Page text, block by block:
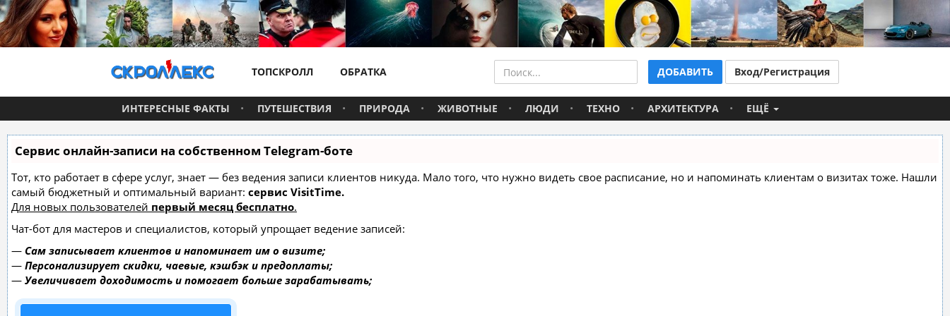
ДОБАВИТЬ Вход/Регистрация
ТОПСКРОЛЛ ОБРАТКА
ИНТЕРЕСНЫЕ ФАКТЫ ПУТЕШЕСТВИЯ ПРИРОДА ЖИВОТНЫЕ ЛЮДИ ТЕХНО АРХИТЕКТУРА ЕЩЁ
Сервис онлайн-записи на собственном Telegram-боте
Тот, кто работает в сфере услуг, знает — без ведения записи клиентов никуда. Мало того, что нужно видеть свое расписание, но и напоминать клиентам о визитах тоже. Нашли
самый бюджетный и оптимальный вариант: сервис VisitTime.
Для новых пользователей первый месяц бесплатно.
Чат-бот для мастеров и специалистов, который упрощает ведение записей:
— Сам записывает клиентов и напоминает им о визите;
— Персонализирует скидки, чаевые, кэшбэк и предоплаты;
— Увеличивает доходимость и помогает больше зарабатывать;